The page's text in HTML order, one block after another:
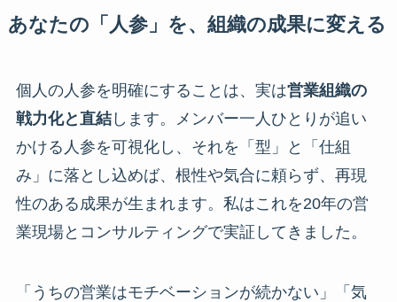
あなたの「人参」を、組織の成果に変える
個人の人参を明確にすることは、実は営業組織の
戦力化と直結します。メンバー一人ひとりが追い
かける人参を可視化し、それを「型」と「仕組
み」に落とし込めば、根性や気合に頼らず、再現
性のある成果が生まれます。私はこれを20年の営
業現場とコンサルティングで実証してきました。
「うちの営業はモチベーションが続かない」「気